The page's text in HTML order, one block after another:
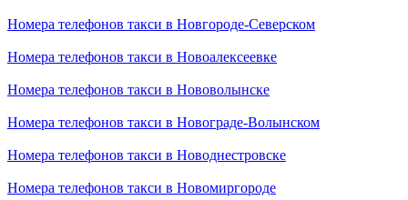
Номера телефонов такси в Новгороде-Северском
Номера телефонов такси в Новоалексеевке
Номера телефонов такси в Нововолынске
Номера телефонов такси в Новограде-Волынском
Номера телефонов такси в Новоднестровске
Номера телефонов такси в Новомиргороде